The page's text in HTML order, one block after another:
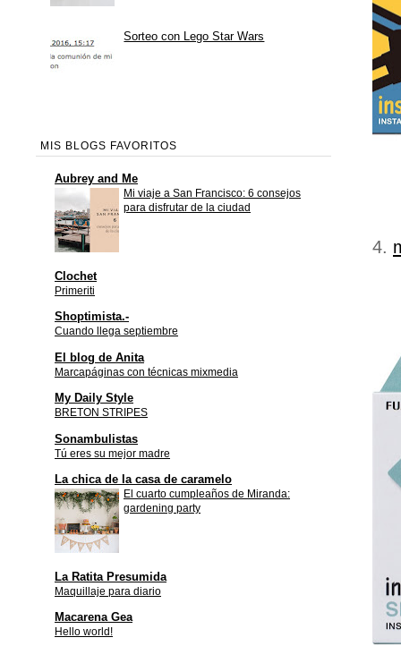
4.
Sorteo con Lego Star Wars
MIS BLOGS FAVORITOS
Aubrey and Me
Mi viaje a San Francisco: 6 consejos
para disfrutar de la ciudad
Clochet
Primeriti
Shoptimista.-
Cuando llega septiembre
El blog de Anita
Marcapáginas con técnicas mixmedia
My Daily Style
BRETON STRIPES
Sonambulistas
Tú eres su mejor madre
La chica de la casa de caramelo
El cuarto cumpleaños de Miranda:
gardening party
La Ratita Presumida
Maquillaje para diario
Macarena Gea
Hello world!